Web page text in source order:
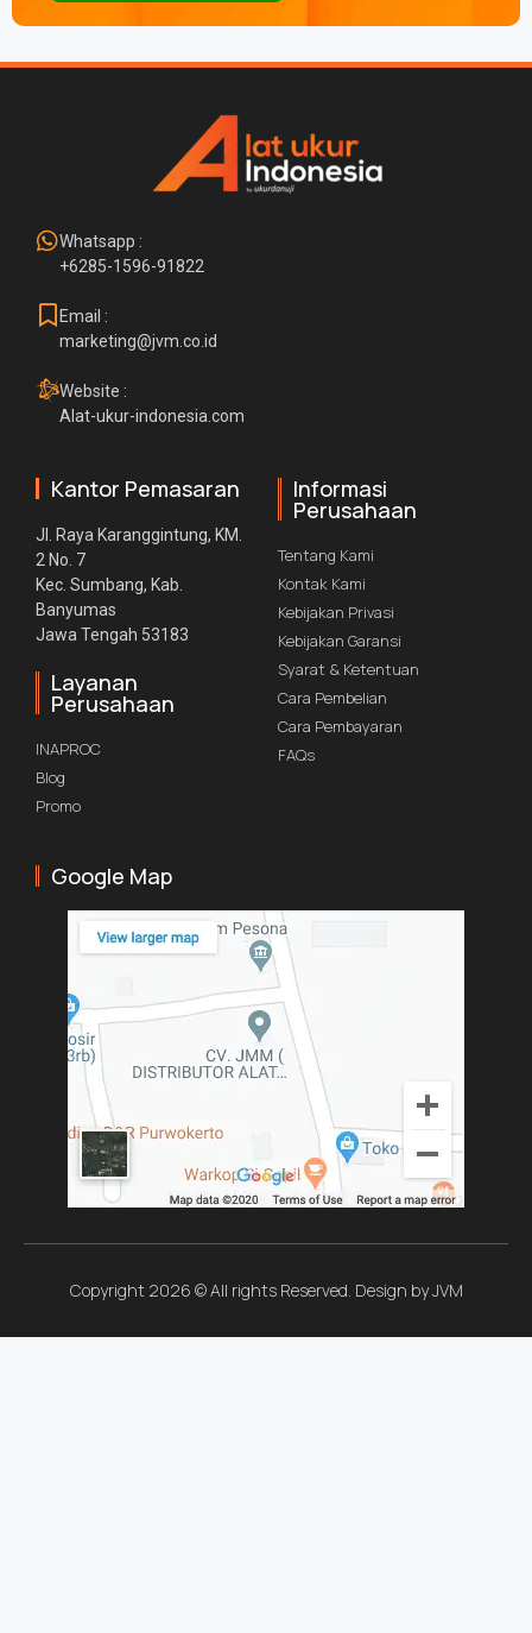
Whatsapp :
+6285-1596-91822
Email :
marketing@jvm.co.id
Website :
Alat-ukur-indonesia.com
Kantor Pemasaran
Jl. Raya Karanggintung, KM.
2 No. 7
Kec. Sumbang, Kab.
Banyumas
Jawa Tengah 53183
Layanan
Perusahaan
INAPROC
Blog
Promo
Informasi
Perusahaan
Tentang Kami
Kontak Kami
Kebijakan Privasi
Kebijakan Garansi
Syarat & Ketentuan
Cara Pembelian
Cara Pembayaran
FAQs
Google Map
Copyright 2026 © All rights Reserved. Design by JVM